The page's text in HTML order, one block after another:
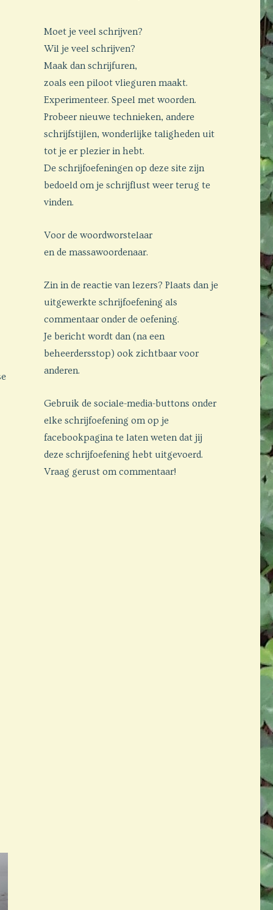
Moet je veel schrijven?
Wil je veel schrijven?
Maak dan schrijfuren,
zoals een piloot vlieguren maakt.
Experimenteer. Speel met woorden.
Probeer nieuwe technieken, andere
schrijfstijlen, wonderlijke taligheden uit
tot je er plezier in hebt.
De schrijfoefeningen op deze site zijn
bedoeld om je schrijflust weer terug te
vinden.
Voor de woordworstelaar
en de massawoordenaar.
Zin in de reactie van lezers? Plaats dan je
uitgewerkte schrijfoefening als
commentaar onder de oefening.
Je bericht wordt dan (na een
beheerdersstop) ook zichtbaar voor
anderen.
Gebruik de sociale-media-buttons onder
elke schrijfoefening om op je
facebookpagina te laten weten dat jij
deze schrijfoefening hebt uitgevoerd.
Vraag gerust om commentaar!